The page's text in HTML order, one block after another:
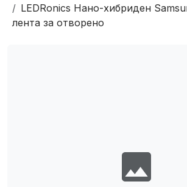
LEDRonics Нано-хибриден
лента за отворено
image